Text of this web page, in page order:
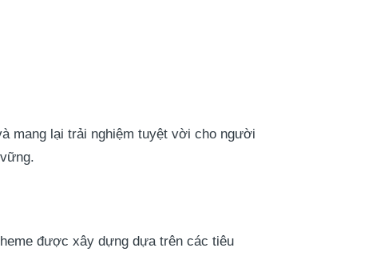
mang lại trải nghiệm tuyệt vời cho người
được xây dựng dựa trên các tiêu